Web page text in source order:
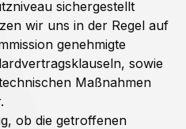
sichergestellt
wir uns in der Regel auf
genehmigte
sowie
Maßnahmen
ob die getroffenen